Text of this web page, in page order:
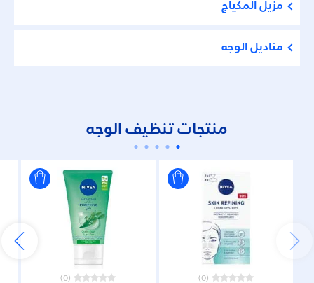
مزيل المكياج
مناديل الوجه
منتجات تنظيف الوجه
(0)
(0)